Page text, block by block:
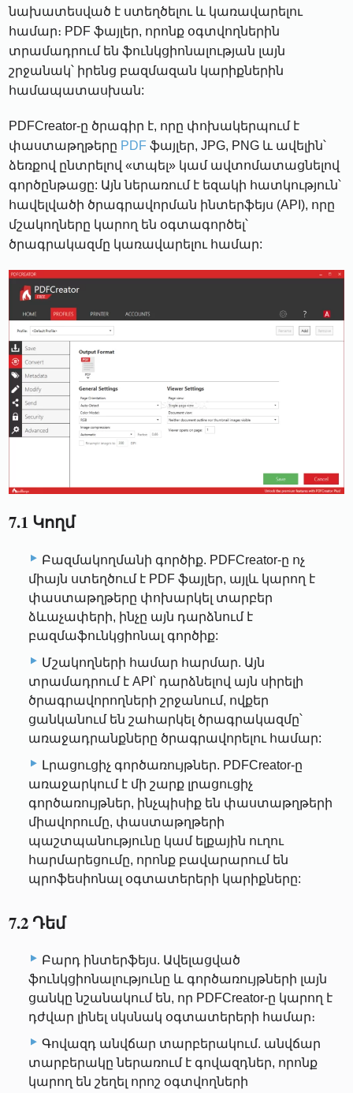
նախատեսված է ստեղծելու և կառավարելու
համար։ PDF ֆայլեր, որոնք օգտվողներին
տրամադրում են ֆունկցիոնալության լայն
շրջանակ՝ իրենց բազմազան կարիքներին
համապատասխան:
PDFCreator-ը ծրագիր է, որը փոխակերպում է
փաստաթղթերը PDF ֆայլեր, JPG, PNG և ավելին՝
ձեռքով ընտրելով «տպել» կամ ավտոմատացնելով
գործընթացը: Այն ներառում է եզակի հատկություն՝
հավելվածի ծրագրավորման ինտերֆեյս (API), որը
մշակողները կարող են օգտագործել՝
ծրագրակազմը կառավարելու համար:
7.1 Կողմ
Բազմակողմանի գործիք. PDFCreator-ը ոչ
միայն ստեղծում է PDF ֆայլեր, այլև կարող է
փաստաթղթերը փոխարկել տարբեր
ձևաչափերի, ինչը այն դարձնում է
բազմաֆունկցիոնալ գործիք:
Մշակողների համար հարմար. Այն
տրամադրում է API՝ դարձնելով այն սիրելի
ծրագրավորողների շրջանում, ովքեր
ցանկանում են շահարկել ծրագրակազմը՝
առաջադրանքները ծրագրավորելու համար:
Լրացուցիչ գործառույթներ. PDFCreator-ը
առաջարկում է մի շարք լրացուցիչ
գործառույթներ, ինչպիսիք են փաստաթղթերի
միավորումը, փաստաթղթերի
պաշտպանությունը կամ ելքային ուղու
հարմարեցումը, որոնք բավարարում են
պրոֆեսիոնալ օգտատերերի կարիքները:
7.2 Դեմ
Բարդ ինտերֆեյս. Ավելացված
ֆունկցիոնալությունը և գործառույթների լայն
ցանկը նշանակում են, որ PDFCreator-ը կարող է
դժվար լինել սկսնակ օգտատերերի համար։
Գովազդ անվճար տարբերակում. անվճար
տարբերակը ներառում է գովազդներ, որոնք
կարող են շեղել որոշ օգտվողների